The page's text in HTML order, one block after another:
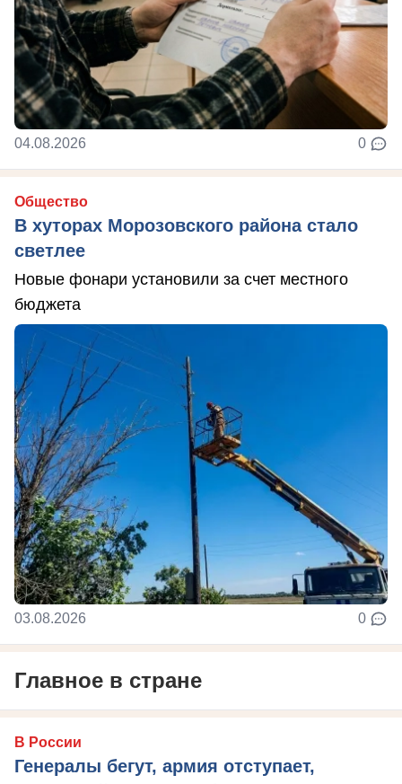
04.08.2026 0
Общество
В хуторах Морозовского района стало
светлее
Новые фонари установили за счет местного
бюджета
03.08.2026 0
Главное в стране
В России
Генералы бегут, армия отступает,